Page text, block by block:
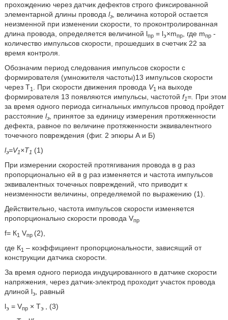
прохождению через датчик дефектов строго фиксированной
элементарной длины провода lэ, величина которой остается
неизменной при изменении скорости, то проконтролированная
длина провода, определяется величиной lпр= lэ×mпр, где mпр-
количество импульсов скорости, прошедших в счетчик 22 за
время контроля.
Обозначим период следования импульсов скорости с
формирователя (умножителя частоты)13 импульсов скорости
через Т1 . При скорости движения провода V1 на выходе
формирователя 13 появляются импульсы, частотой f1=. При этом
за время одного периода сигнальных импульсов провод пройдет
расстояние lэ, принятое за единицу измерения протяженности
дефекта, равное по величине протяженности эквивалентного
точечного повреждения (фиг. 2 эпюры А и Б)
lэ=V1×T1 (1)
При измерении скоростей протягивания провода в g раз
пропорционально ей в g раз изменяется и частота импульсов
эквивалентных точечных повреждений, что приводит к
неизменности величины, определяемой по выражению (1).
Действительно, частота импульсов скорости изменяется
пропорционально скорости провода Vпр
f= К1 Vпр (2),
где К1 – коэффициент пропорциональности, зависящий от
конструкции датчика скорости.
За время одного периода индуцированного в датчике скорости
напряжения, через датчик-электрод проходит участок провода
длиной lэ, равный
lэ = Vпр× Тэ , (3)